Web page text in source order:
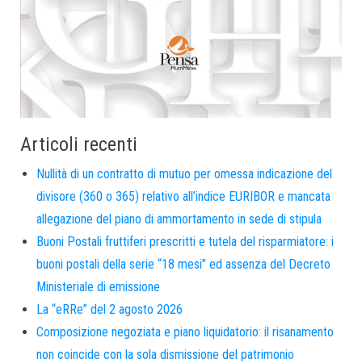
Articoli recenti
Nullità di un contratto di mutuo per omessa indicazione del
divisore (360 o 365) relativo all’indice EURIBOR e mancata
allegazione del piano di ammortamento in sede di stipula
Buoni Postali fruttiferi prescritti e tutela del risparmiatore: i
buoni postali della serie “18 mesi” ed assenza del Decreto
Ministeriale di emissione
La “eRRe” del 2 agosto 2026
Composizione negoziata e piano liquidatorio: il risanamento
non coincide con la sola dismissione del patrimonio